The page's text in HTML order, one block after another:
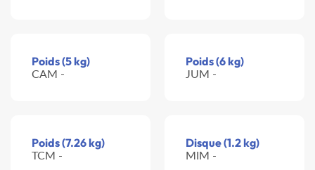
Poids (5 kg)
CAM -
Poids (6 kg)
JUM -
Poids (7.26 kg)
TCM -
Disque (1.2 kg)
MIM -